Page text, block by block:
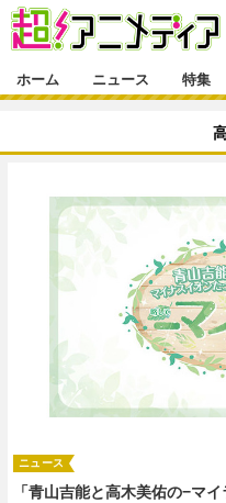
ゲーム・アプリ
グッズ
声優
舞台
特集一覧
インタビュー
ラキりす
連載マンガ
連載マンガ一覧
番組・動画一覧
連載・ブログ一覧
編集部ブログ・お知らせ
ホーム ニュース 特集
「青山吉能と高木美佑の−マ
ニュース